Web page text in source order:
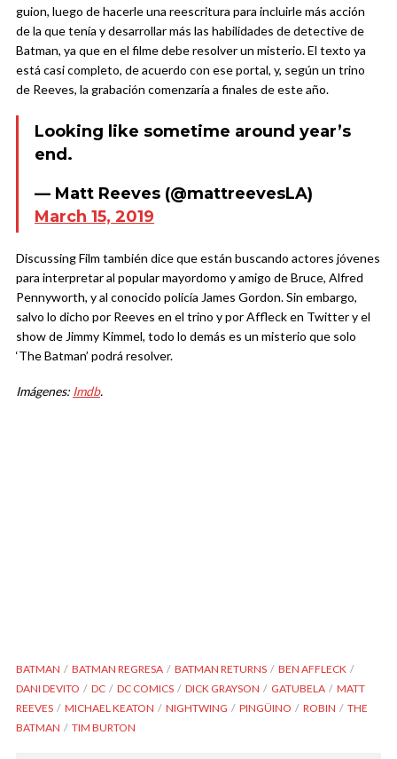
guion, luego de hacerle una reescritura para incluirle más acción
de la que tenía y desarrollar más las habilidades de detective de
Batman, ya que en el filme debe resolver un misterio. El texto ya
está casi completo, de acuerdo con ese portal, y, según un trino
de Reeves, la grabación comenzaría a finales de este año.
Looking like sometime around year’s
end.
— Matt Reeves (@mattreevesLA)
March 15, 2019
Discussing Film también dice que están buscando actores jóvenes
para interpretar al popular mayordomo y amigo de Bruce, Alfred
Pennyworth, y al conocido policía James Gordon. Sin embargo,
salvo lo dicho por Reeves en el trino y por Affleck en Twitter y el
show de Jimmy Kimmel, todo lo demás es un misterio que solo
‘The Batman’ podrá resolver.
Imágenes: Imdb.
BATMAN BATMAN REGRESA BATMAN RETURNS
BEN AFFLECK
DANI DEVITO
DC DC COMICS DICK GRAYSON GATUBELA
MATT
REEVES
MICHAEL KEATON NIGHTWING PINGÜINO ROBIN
THE
BATMAN
TIM BURTON